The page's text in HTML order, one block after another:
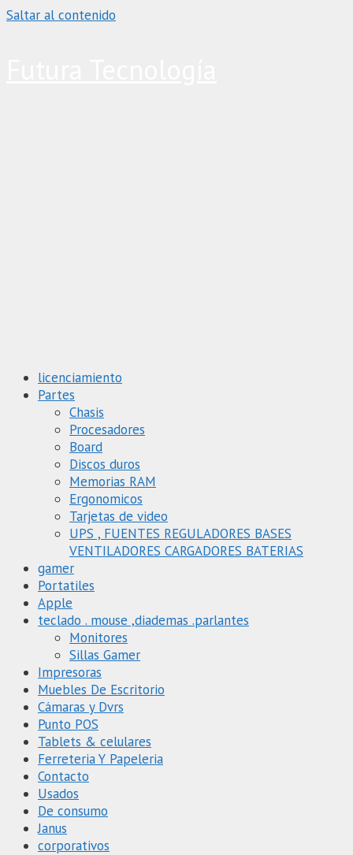
Saltar al contenido
licenciamiento
Partes
Chasis
Procesadores
Board
Discos duros
Memorias RAM
Ergonomicos
Tarjetas de video
UPS , FUENTES REGULADORES BASES
VENTILADORES CARGADORES BATERIAS
gamer
Portatiles
Apple
teclado . mouse ,diademas .parlantes
Monitores
Sillas Gamer
Impresoras
Muebles De Escritorio
Cámaras y Dvrs
Punto POS
Tablets & celulares
Ferreteria Y Papeleria
Contacto
Usados
De consumo
Janus
corporativos